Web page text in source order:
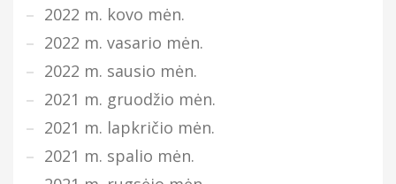
2022 m. kovo mėn.
2022 m. vasario mėn.
2022 m. sausio mėn.
2021 m. gruodžio mėn.
2021 m. lapkričio mėn.
2021 m. spalio mėn.